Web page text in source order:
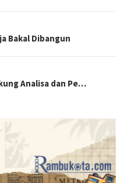
Bakal Dibangun
Analisa dan Pe…